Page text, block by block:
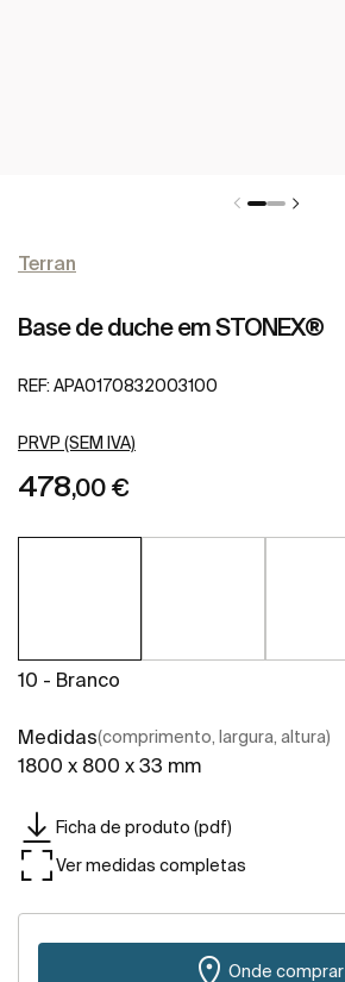
Terran
Base de duche em STONEX®
REF: APA0170832003100
PRVP (SEM IVA)
478,00 €
10 - Branco
Medidas(comprimento, largura, altura)
1800 x 800 x 33 mm
Ficha de produto (pdf)
Ver medidas completas
Onde comprar